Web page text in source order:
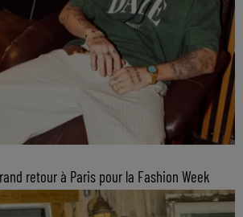
retour à Paris pour la Fashion Week